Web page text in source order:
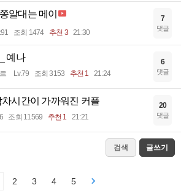
알대는 메이
조회 1474 추천 3 21:30
7
댓글
예나
Lv.79 조회 3153 추천 1 21:24
6
댓글
차시간이 가까워진 커플
조회 11569 추천 1 21:21
20
댓글
검색 글쓰기
2 3 4 5